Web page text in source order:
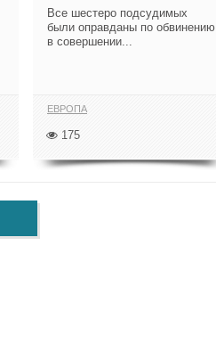
Все шестеро подсудимых
были оправданы по обвинению
в совершении...
ЕВРОПА
175